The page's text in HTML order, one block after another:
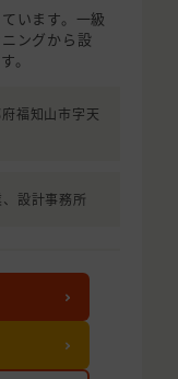
います。一級
ングから設
。
福知山市字天
設計事務所